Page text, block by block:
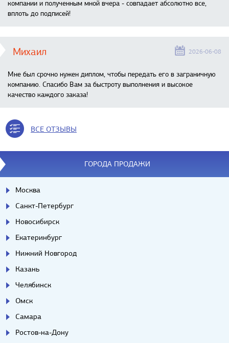
компании и полученным мной вчера - совпадает абсолютно все,
вплоть до подписей!
Михаил 2026-06-08
Мне был срочно нужен диплом, чтобы передать его в заграничную
компанию. Спасибо Вам за быстроту выполнения и высокое
качество каждого заказа!
ВСЕ ОТЗЫВЫ
ГОРОДА ПРОДАЖИ
Москва
Санкт-Петербург
Новосибирск
Екатеринбург
Нижний Новгород
Казань
Челябинск
Омск
Самара
Ростов-на-Дону